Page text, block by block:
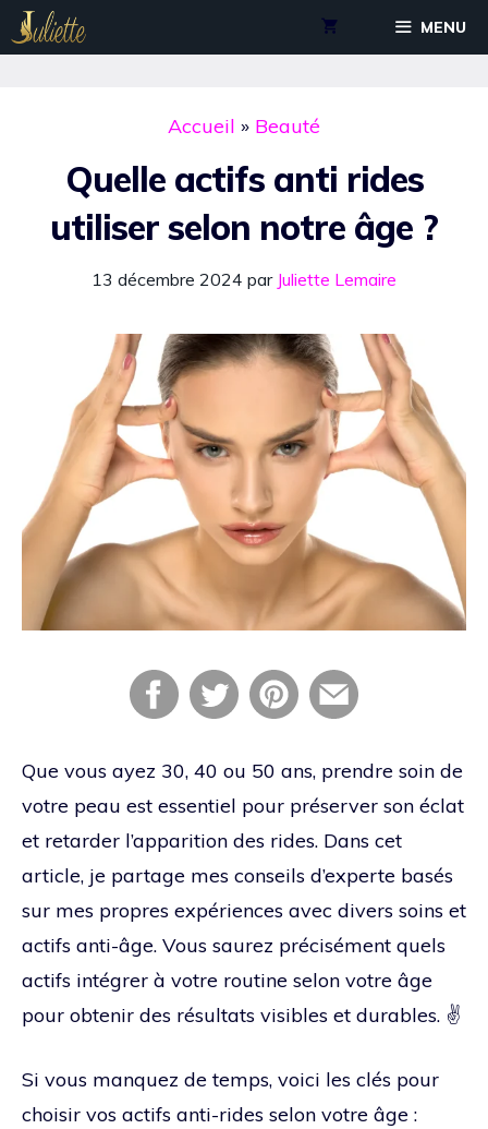
Aller
au
MENU
Accueil » Beauté
Quelle actifs anti rides
utiliser selon notre âge ?
13 décembre 2024 par Juliette Lemaire
Que vous ayez 30, 40 ou 50 ans, prendre soin de
votre peau est essentiel pour préserver son éclat
et retarder l’apparition des rides. Dans cet
article, je partage mes conseils d’experte basés
sur mes propres expériences avec divers soins et
actifs anti-âge. Vous saurez précisément quels
actifs intégrer à votre routine selon votre âge
pour obtenir des résultats visibles et durables. ✌️
Si vous manquez de temps, voici les clés pour
choisir vos actifs anti-rides selon votre âge :